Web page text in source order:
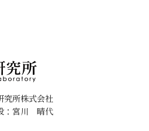
究所株式会社
：宮川 晴代